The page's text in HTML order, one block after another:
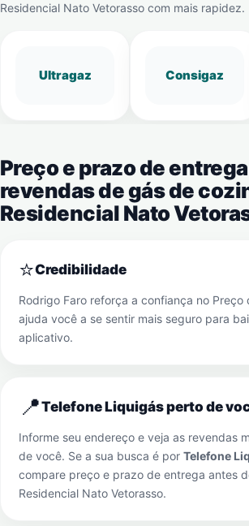
Residencial Nato Vetorasso com mais rapidez.
Ultragaz Consigaz
Preço e prazo de
revendas de gás de
Residencial Nato
⭐Credibilidade
Rodrigo Faro reforça a confiança no Preço
ajuda você a se sentir mais seguro para
aplicativo.
📍Telefone Liquigás perto de
Informe seu endereço e veja as revendas
de você. Se a sua busca é por Telefone
compare preço e prazo de entrega antes
Residencial Nato Vetorasso.